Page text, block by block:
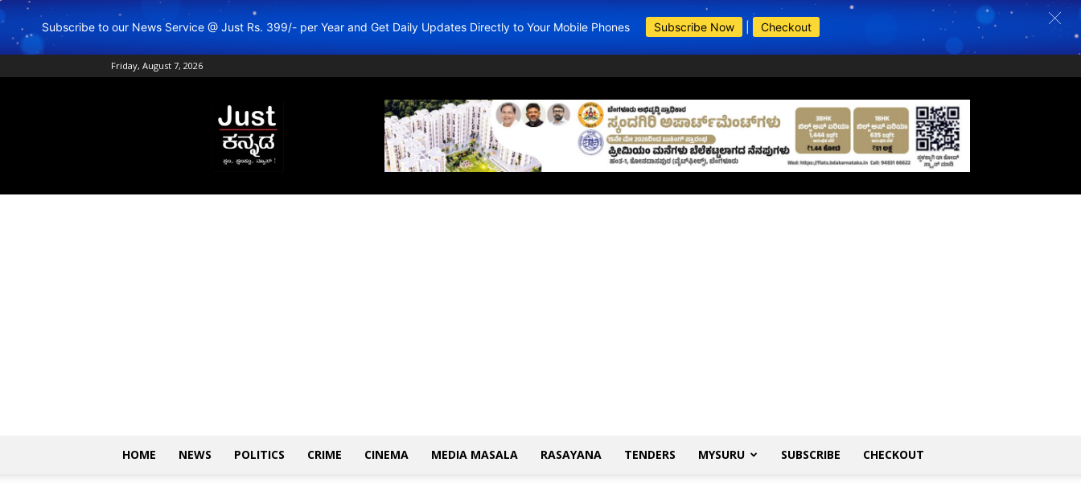
Subscribe to our News Service @ Just Rs. 399/- per Year and Get Daily Updates Directly to Your Mobile Phones Subscribe Now Checkout
Friday, August 7, 2026
Just
Kannada
–
Online
News
ಕನ್ನಡ
BDA Apartments
HOME NEWS POLITICS CRIME CINEMA MEDIA MASALA RASAYANA TENDERS MYSURU SUBSCRIBE CHECKOUT